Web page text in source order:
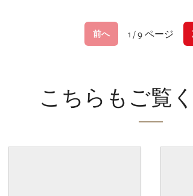
前へ 1 / 9 ページ
こちらもご覧